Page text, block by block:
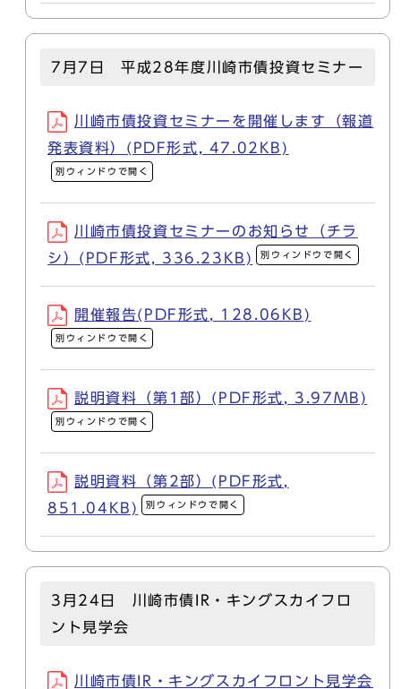
7月7日 平成28年度川崎市債投資セミナー
川崎市債投資セミナーを開催します（報道
発表資料）(PDF形式, 47.02KB)
別ウィンドウで開く
川崎市債投資セミナーのお知らせ（チラ
シ）(PDF形式, 336.23KB)
別ウィンドウで開く
開催報告(PDF形式, 128.06KB)
別ウィンドウで開く
説明資料（第1部）(PDF形式, 3.97MB)
別ウィンドウで開く
説明資料（第2部）(PDF形式,
851.04KB)
別ウィンドウで開く
3月24日 川崎市債IR・キングスカイフロ
ント見学会
川崎市債IR・キングスカイフロント見学会